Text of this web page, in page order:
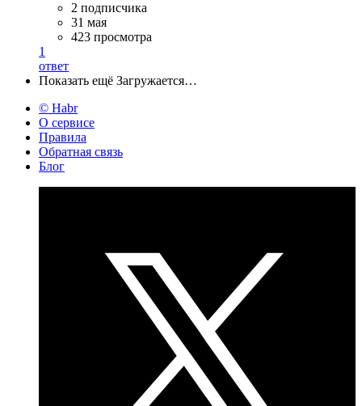
2 подписчика
31 мая
423 просмотра
1
ответ
Показать ещё Загружается…
© Habr
О сервисе
Правила
Обратная связь
Блог